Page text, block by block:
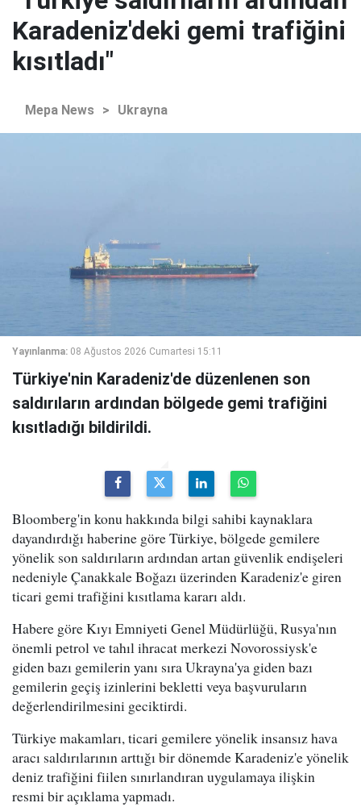
Karadeniz'deki gemi trafiğini
kısıtladı"
Mepa News > Ukrayna
Yayınlanma: 08 Ağustos 2026 Cumartesi 15:11
Türkiye'nin Karadeniz'de düzenlenen son
saldırıların ardından bölgede gemi trafiğini
kısıtladığı bildirildi.
Bloomberg'in konu hakkında bilgi sahibi kaynaklara
dayandırdığı haberine göre Türkiye, bölgede gemilere
yönelik son saldırıların ardından artan güvenlik endişeleri
nedeniyle Çanakkale Boğazı üzerinden Karadeniz'e giren
ticari gemi trafiğini kısıtlama kararı aldı.
Habere göre Kıyı Emniyeti Genel Müdürlüğü, Rusya'nın
önemli petrol ve tahıl ihracat merkezi Novorossiysk'e
giden bazı gemilerin yanı sıra Ukrayna'ya giden bazı
gemilerin geçiş izinlerini bekletti veya başvuruların
değerlendirilmesini geciktirdi.
Türkiye makamları, ticari gemilere yönelik insansız hava
aracı saldırılarının arttığı bir dönemde Karadeniz'e yönelik
deniz trafiğini fiilen sınırlandıran uygulamaya ilişkin
resmi bir açıklama yapmadı.